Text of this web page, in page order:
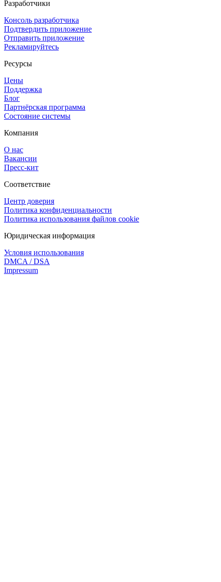
Разработчики
Консоль разработчика
Подтвердить приложение
Отправить приложение
Рекламируйтесь
Ресурсы
Цены
Поддержка
Блог
Партнёрская программа
Состояние системы
Компания
О нас
Вакансии
Пресс-кит
Соответствие
Центр доверия
Политика конфиденциальности
Политика использования файлов cookie
Юридическая информация
Условия использования
DMCA / DSA
Impressum